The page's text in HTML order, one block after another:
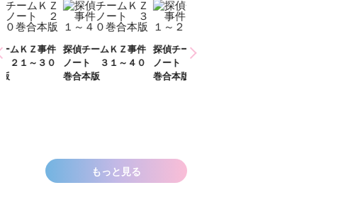
探偵チームＫＺ事件
ノート ３１～４０
巻合本版
探偵チームＫＺ事件
ノート １１～２０
巻合本版
もっと見る